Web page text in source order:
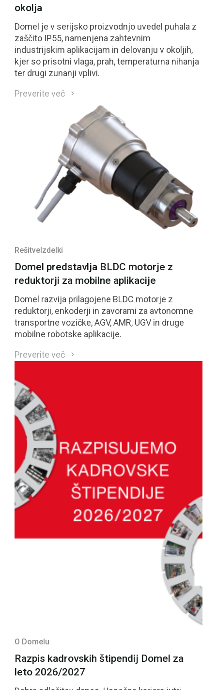
okolja
Domel je v serijsko proizvodnjo uvedel puhala z
zaščito IP55, namenjena zahtevnim
industrijskim aplikacijam in delovanju v okoljih,
kjer so prisotni vlaga, prah, temperaturna nihanja
ter drugi zunanji vplivi.
Preverite več
RešitveIzdelki
Domel predstavlja BLDC motorje z
reduktorji za mobilne aplikacije
Domel razvija prilagojene BLDC motorje z
reduktorji, enkoderji in zavorami za avtonomne
transportne vozičke, AGV, AMR, UGV in druge
mobilne robotske aplikacije.
Preverite več
O Domelu
Razpis kadrovskih štipendij Domel za
leto 2026/2027